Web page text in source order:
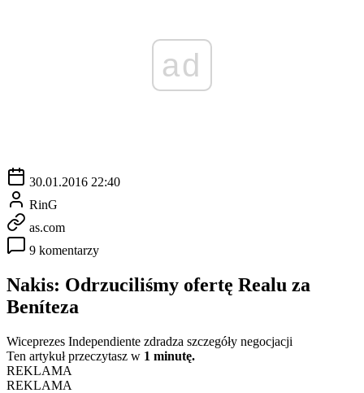
ad
30.01.2016 22:40
RinG
as.com
9 komentarzy
Nakis: Odrzuciliśmy ofertę Realu za
Beníteza
Wiceprezes Independiente zdradza szczegóły negocjacji
Ten artykuł przeczytasz w 1 minutę.
REKLAMA
REKLAMA